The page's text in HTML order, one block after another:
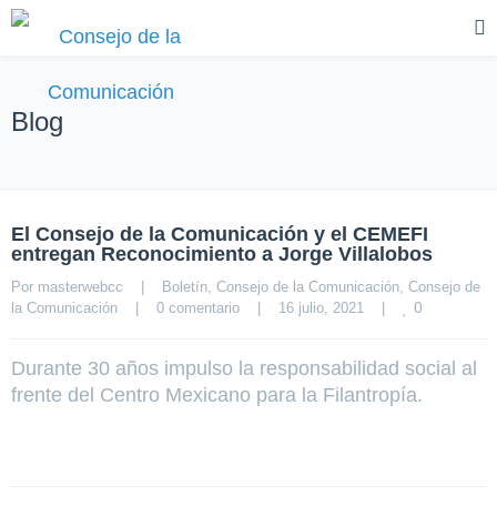
Blog
El Consejo de la Comunicación y el CEMEFI
entregan Reconocimiento a Jorge Villalobos
Por masterwebcc Boletín, Consejo de la Comunicación, Consejo de
la Comunicación
0 comentario 16 julio, 2021 0
Durante 30 años impulso la responsabilidad social al
frente del Centro Mexicano para la Filantropía.